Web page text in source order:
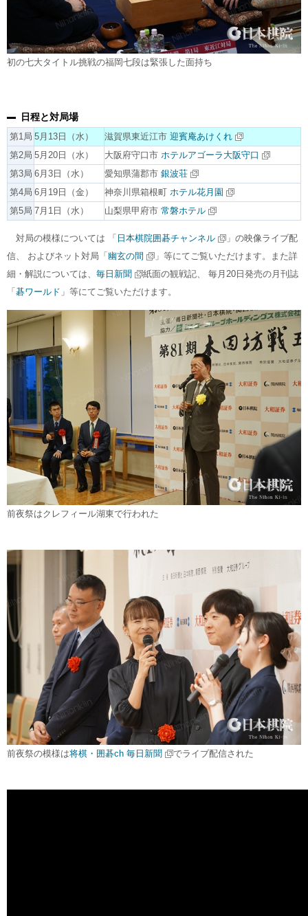
初の七大タイトル挑戦の福岡七段は緊張した面持ち
日程と対局場
第1局 5月13日（水） 滋賀県東近江市 迎賓庵あけくれ
第2局 5月20日（水） 大阪府守口市 ホテルアゴーラ大阪守口
第3局 6月3日（水） 愛知県蒲郡市 銀波荘
第4局 6月19日（金） 神奈川県箱根町 ホテル花月園
第5局 7月1日（水） 山梨県甲府市 常磐ホテル
対局の模様については 「 日本棋院囲碁チャンネル
」の映像ライブ配
信、 およびネット対局「 幽玄の間
」等にてご覧いただけます。また詳
細・解説については、 毎日新聞
紙面の観戦記、 毎月20日発売の月刊誌
「 碁ワールド 」等にてご覧いただけます。
前夜祭はクレフィール湖東で行われた
前夜祭の模様は将棋・囲碁ch 毎日新聞 でライブ配信された